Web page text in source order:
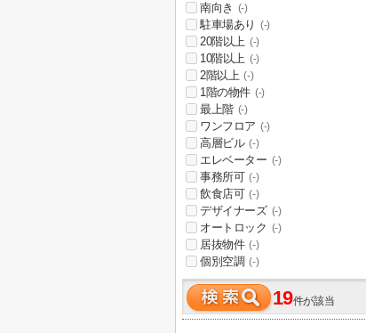
南向き (-)
駐車場あり (-)
20階以上 (-)
10階以上 (-)
2階以上 (-)
1階の物件 (-)
最上階 (-)
ワンフロア (-)
高層ビル (-)
エレベーター (-)
事務所可 (-)
飲食店可 (-)
デザイナーズ (-)
オートロック (-)
居抜物件 (-)
個別空調 (-)
19件が該当